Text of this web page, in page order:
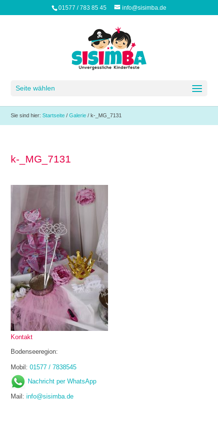
01577 / 783 85 45 info@sisimba.de
Seite wählen
Sie sind hier:Startseite /Galerie /k-_MG_7131
k-_MG_7131
Kontakt
Bodenseeregion:
Mobil:01577 / 7838545
Nachricht per WhatsApp
Mail:info@sisimba.de